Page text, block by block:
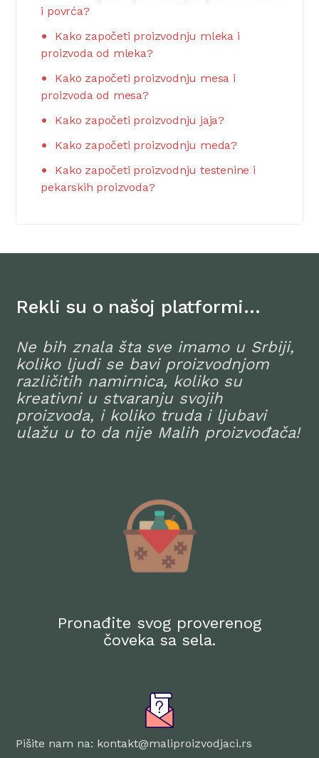
i povrća?
Kako započeti proizvodnju mleka i
proizvoda od mleka?
Kako započeti proizvodnju mesa i
proizvoda od mesa?
Kako započeti proizvodnju jaja?
Kako započeti proizvodnju meda?
Kako započeti proizvodnju testenine i
pekarskih proizvoda?
Rekli su o našoj platformi…
Ne bih znala šta sve imamo u Srbiji,
koliko ljudi se bavi proizvodnjom
različitih namirnica, koliko su
kreativni u stvaranju svojih
proizvoda, i koliko truda i ljubavi
ulažu u to da nije Malih proizvođača!
Pronađite svog proverenog
čoveka sa sela.
Pišite nam na: kontakt@maliproizvodjaci.rs